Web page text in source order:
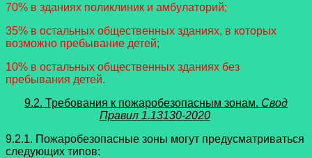
70% в зданиях поликлиник и амбулаторий;
35% в остальных общественных зданиях, в которых
возможно пребывание детей;
10% в остальных общественных зданиях без
пребывания детей.
9.2. Требования к пожаробезопасным зонам. Свод
Правил 1.13130-2020
9.2.1. Пожаробезопасные зоны могут предусматриваться
следующих типов: